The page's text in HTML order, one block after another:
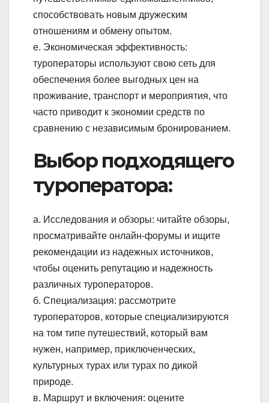
способствовать новым дружеским
отношениям и обмену опытом.
е. Экономическая эффективность:
туроператоры используют свою сеть для
обеспечения более выгодных цен на
проживание, транспорт и мероприятия, что
часто приводит к экономии средств по
сравнению с независимым бронированием.
Выбор подходящего
туроператора:
а. Исследования и обзоры: читайте обзоры,
просматривайте онлайн-форумы и ищите
рекомендации из надежных источников,
чтобы оценить репутацию и надежность
различных туроператоров.
б. Специализация: рассмотрите
туроператоров, которые специализируются
на том типе путешествий, который вам
нужен, например, приключенческих,
культурных турах или турах по дикой
природе.
в. Маршрут и включения: оцените